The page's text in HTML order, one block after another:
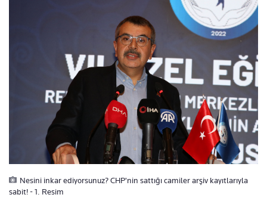
Nesini inkar ediyorsunuz? CHP'nin sattığı camiler arşiv kayıtlarıyla
sabit! - 1. Resim